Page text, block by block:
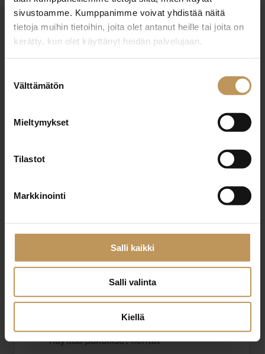
sivustoamme. Kumppanimme voivat yhdistää näitä
tietoja muihin tietoihin, joita olet antanut heille tai joita on
kerätty, kun olet käyttänyt heidän palvelujaan.
valinta
Välttämätön
Mieltymykset
Tilastot
Markkinointi
Salli kaikki
Salli valinta
Kiellä
OTA YHTEYTTÄ
ASUNTOMYYMÄLÄ MÄKINEN & CO KY LKV
Suokatu 1 A 7a 33230 Tampere
"*" näyttää pakolliset kentät